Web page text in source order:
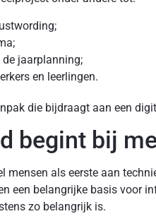
jaarplanning;
en leerlingen.
die bijdraagt aan een
begint bij
mensen als eerste aan
een belangrijke basis voor
zo belangrijk is.